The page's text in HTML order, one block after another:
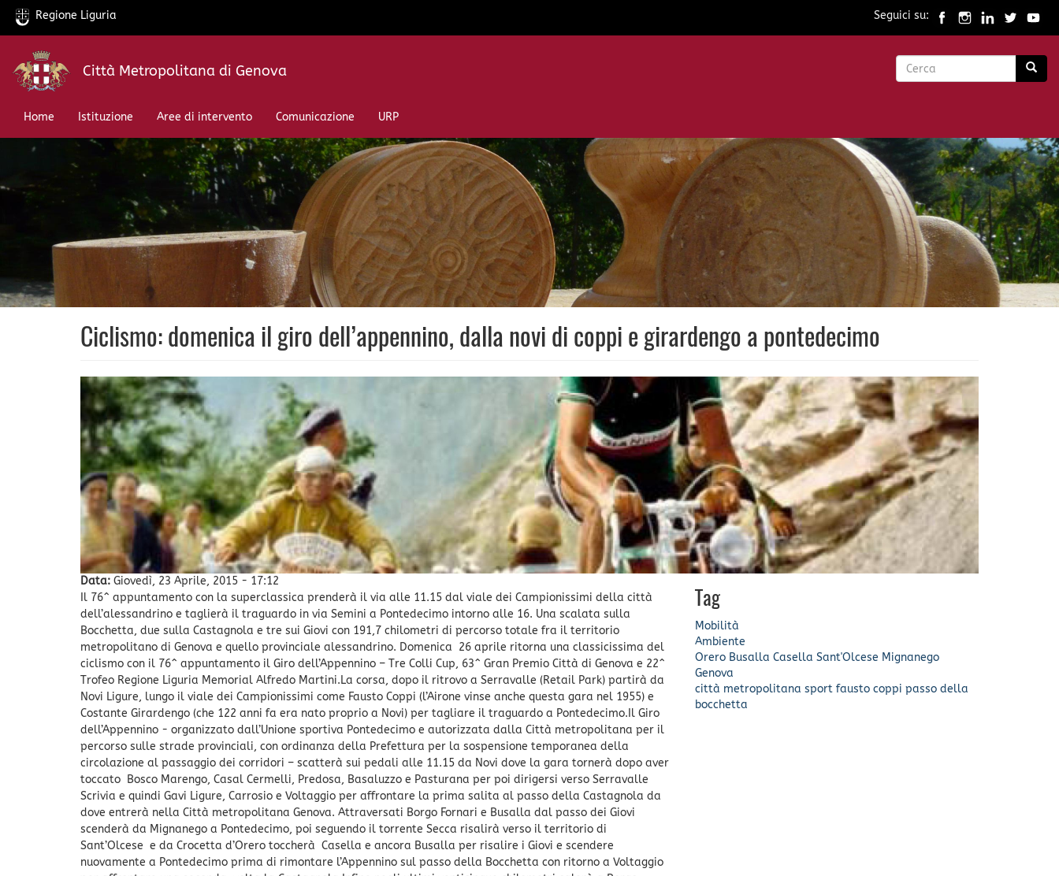
Salta
contenuto
Regione Liguria Seguici su:
Città Metropolitana di Genova
Form
Home
Istituzione Aree di intervento Comunicazione URP
Ciclismo: domenica il giro dell’appennino, dalla novi di coppi e girardengo a pontedecimo
Data: Giovedì, 23 Aprile, 2015 - 17:12
Il 76^ appuntamento con la superclassica prenderà il via alle 11.15 dal viale dei Campionissimi della città
dell’alessandrino e taglierà il traguardo in via Semini a Pontedecimo intorno alle 16. Una scalata sulla
Bocchetta, due sulla Castagnola e tre sui Giovi con 191,7 chilometri di percorso totale fra il territorio
metropolitano di Genova e quello provinciale alessandrino. Domenica 26 aprile ritorna una classicissima del
ciclismo con il 76^ appuntamento il Giro dell’Appennino – Tre Colli Cup, 63^ Gran Premio Città di Genova e 22^
Trofeo Regione Liguria Memorial Alfredo Martini.La corsa, dopo il ritrovo a Serravalle (Retail Park) partirà da
Novi Ligure, lungo il viale dei Campionissimi come Fausto Coppi (l’Airone vinse anche questa gara nel 1955) e
Costante Girardengo (che 122 anni fa era nato proprio a Novi) per tagliare il traguardo a Pontedecimo.Il Giro
dell’Appennino - organizzato dall’Unione sportiva Pontedecimo e autorizzata dalla Città metropolitana per il
percorso sulle strade provinciali, con ordinanza della Prefettura per la sospensione temporanea della
circolazione al passaggio dei corridori – scatterà sui pedali alle 11.15 da Novi dove la gara tornerà dopo aver
toccato Bosco Marengo, Casal Cermelli, Predosa, Basaluzzo e Pasturana per poi dirigersi verso Serravalle
Scrivia e quindi Gavi Ligure, Carrosio e Voltaggio per affrontare la prima salita al passo della Castagnola da
dove entrerà nella Città metropolitana Genova. Attraversati Borgo Fornari e Busalla dal passo dei Giovi
scenderà da Mignanego a Pontedecimo, poi seguendo il torrente Secca risalirà verso il territorio di
Sant’Olcese e da Crocetta d’Orero toccherà Casella e ancora Busalla per risalire i Giovi e scendere
nuovamente a Pontedecimo prima di rimontare l’Appennino sul passo della Bocchetta con ritorno a Voltaggio
Tag
Mobilità
Ambiente
Orero Busalla Casella Sant'Olcese Mignanego
Genova
città metropolitana sport fausto coppi passo della
bocchetta